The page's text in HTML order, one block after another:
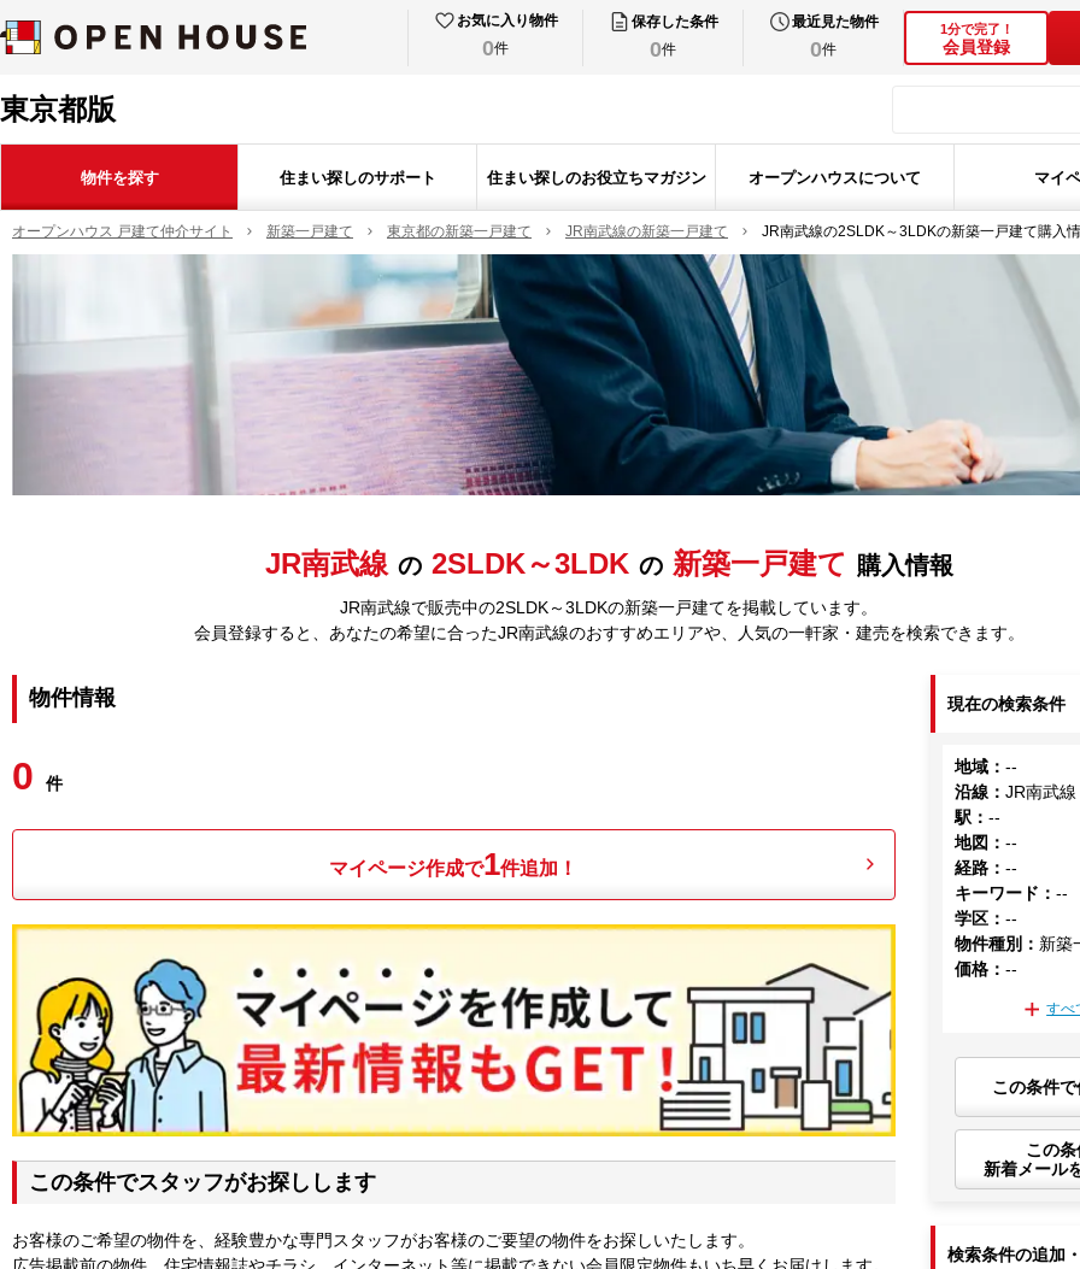
お気に入り物件
0件
保存した条件
0件
最近見た物件
0件
1分で完了！
会員登録
東京都版
物件を探す 住まい探しのサポート 住まい探しのお役立ちマガジン オープンハウスについて マイ
オープンハウス 戸建て仲介サイト 新築一戸建て 東京都の新築一戸建て JR南武線の新築一戸建て JR南武線の2SLDK～3LDKの新築一戸建て購入
JR南武線 の 2SLDK～3LDK の 新築一戸建て 購入情報
JR南武線で販売中の2SLDK～3LDKの新築一戸建てを掲載しています。
会員登録すると、あなたの希望に合ったJR南武線のおすすめエリアや、人気の一軒家・建売を検索できます。
物件情報
0 件
マイページ作成で1件追加！
この条件でスタッフがお探しします
お客様のご希望の物件を、経験豊かな専門スタッフがお客様のご要望の物件をお探しいたします。
現在の検索条件
地域 ：--
沿線 ：JR南武線
駅 ：--
地図 ：--
経路 ：--
キーワード ：--
学区 ：--
物件種別 ： 新築
価格 ：--
すべ
この条件
この
新着メール
検索条件の追加